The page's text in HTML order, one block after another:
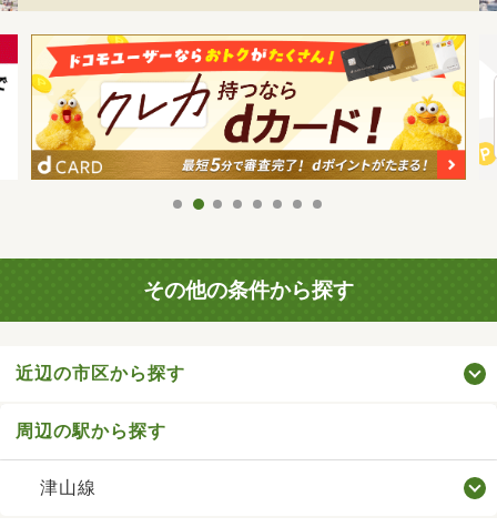
その他の条件から探す
近辺の市区から探す
周辺の駅から探す
津山線